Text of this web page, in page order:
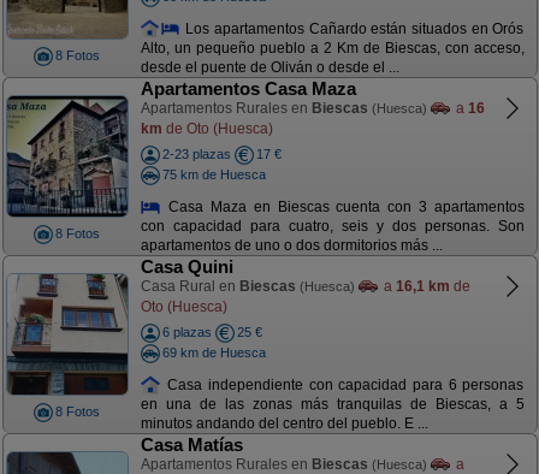
8 Fotos
Los apartamentos Cañardo están situados en Orós
Alto, un pequeño pueblo a 2 Km de Biescas, con acceso,
desde el puente de Oliván o desde el ...
8 Fotos
Apartamentos Casa Maza
Apartamentos Rurales en Biescas (Huesca) a 16
km de Oto (Huesca)
2-23 plazas
17 €
75 km de Huesca
Casa Maza en Biescas cuenta con 3 apartamentos
con capacidad para cuatro, seis y dos personas. Son
apartamentos de uno o dos dormitorios más ...
8 Fotos
Casa Quini
Casa Rural en Biescas (Huesca) a 16,1 km de
Oto (Huesca)
6 plazas
25 €
69 km de Huesca
Casa independiente con capacidad para 6 personas
en una de las zonas más tranquilas de Biescas, a 5
minutos andando del centro del pueblo. E ...
Casa Matías
Apartamentos Rurales en Biescas (Huesca)
a